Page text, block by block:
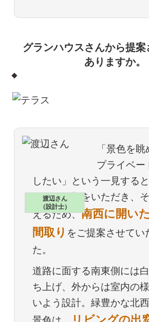
グランハウスさんから提
ありますか。
渡辺さん
（設計士）
「景色を
プライベー
したい」という一見する
うなご要望をいただき、
えるため、南西に開い
間取り をご提案させてい
た。
道路に面する南東側には
ち上げ、外からは室内の
いよう設計。緑豊かな北